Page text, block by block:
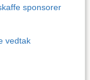
sponsorer
vedtak